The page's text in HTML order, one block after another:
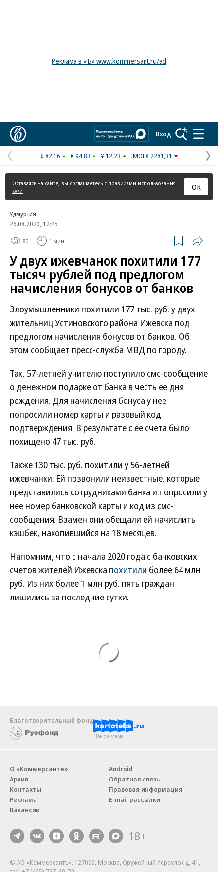
Реклама в «Ъ» www.kommersant.ru/ad
Вход
Предыдущая
страница
$ 82,16 € 94,83 ¥ 12,23 IMOEX 2281,31
Оставаясь на сайте, вы соглашаетесь с правилами использования
куки
ОК
Удмуртия
26.08.2020, 12:45
80 1 мин.
У двух ижевчанок похитили 177
тысяч рублей под предлогом
начисления бонусов от банков
Злоумышленники похитили 177 тыс. руб. у двух
жительниц Устиновского района Ижевска под
предлогом начисления бонусов от банков. Об
этом сообщает пресс-служба МВД по городу.
Так, 57-летней учителю поступило смс-сообщение
о денежном подарке от банка в честь ее дня
рождения. Для начисления бонуса у нее
попросили номер карты и разовый код
подтверждения. В результате с ее счета было
похищено 47 тыс. руб.
Также 130 тыс. руб. похитили у 56-летней
ижевчанки. Ей позвонили неизвестные, которые
представились сотрудниками банка и попросили у
нее номер банковской карты и код из смс-
сообщения. Взамен они обещали ей начислить
кэшбек, накопившийся на 18 месяцев.
Напомним, что с начала 2020 года с банковских
счетов жителей Ижевска похитили более 64 млн
руб. Из них более 1 млн руб. пять граждан
лишились за последние сутки.
Благотворительный фонд
18+ реклама
О «Коммерсанте»
Архив
Контакты
Реклама
Вакансии
Android
Обратная связь
Правовая информация
E-mail рассылки
18+
© АО «Коммерсантъ». 127006, Москва, Оружейный переулок д. 41,